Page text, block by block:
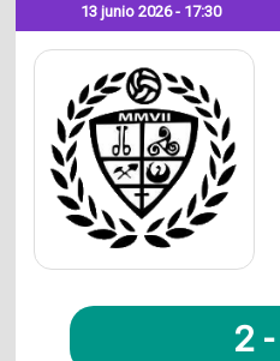
13 junio 2026 - 17:30
2 -